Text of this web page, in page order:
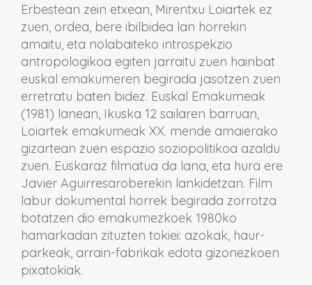
Erbestean zein etxean, Mirentxu Loiartek ez
zuen, ordea, bere ibilbidea lan horrekin
amaitu, eta nolabaiteko introspekzio
antropologikoa egiten jarraitu zuen hainbat
euskal emakumeren begirada jasotzen zuen
erretratu baten bidez. Euskal Emakumeak
(1981) lanean, Ikuska 12 sailaren barruan,
Loiartek emakumeak XX. mende amaierako
gizartean zuen espazio soziopolitikoa azaldu
zuen. Euskaraz filmatua da lana, eta hura ere
Javier Aguirresaroberekin lankidetzan. Film
labur dokumental horrek begirada zorrotza
botatzen dio emakumezkoek 1980ko
hamarkadan zituzten tokiei: azokak, haur-
parkeak, arrain-fabrikak edota gizonezkoen
pixatokiak.